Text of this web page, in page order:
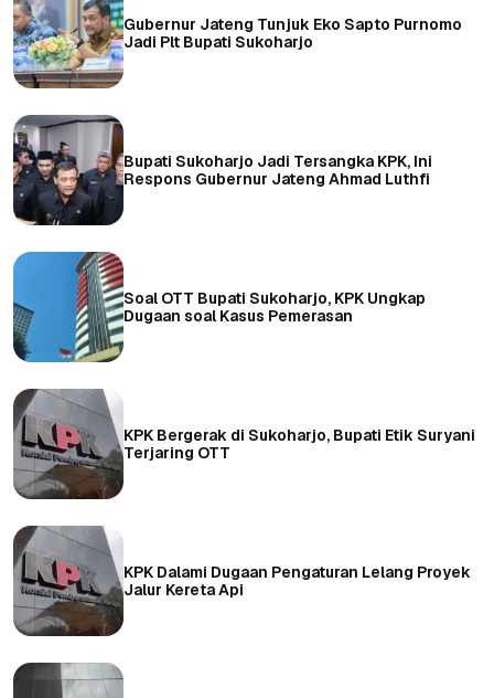
Gubernur Jateng Tunjuk Eko Sapto Purnomo
Jadi Plt Bupati Sukoharjo
Bupati Sukoharjo Jadi Tersangka KPK, Ini
Respons Gubernur Jateng Ahmad Luthfi
Soal OTT Bupati Sukoharjo, KPK Ungkap
Dugaan soal Kasus Pemerasan
KPK Bergerak di Sukoharjo, Bupati Etik Suryani
Terjaring OTT
KPK Dalami Dugaan Pengaturan Lelang Proyek
Jalur Kereta Api